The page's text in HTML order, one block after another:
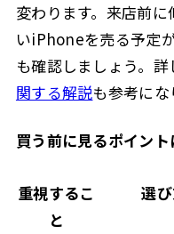
変わります。来店前
いiPhoneを売る予定
も確認しましょう。詳
関する解説も参考にな
買う前に見るポイン
重視するこ
と
選